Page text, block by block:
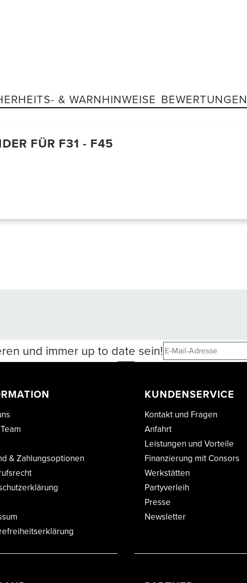
& WARNHINWEISE BEWERTUNGEN
FÜR F31 - F45
und immer up to date sein!
& Zahlungsoptionen
KUNDENSERVICE
Kontakt und Fragen
Anfahrt
Leistungen und Vorteile
Finanzierung mit Consors
Werkstätten
Partyverleih
Presse
Newsletter